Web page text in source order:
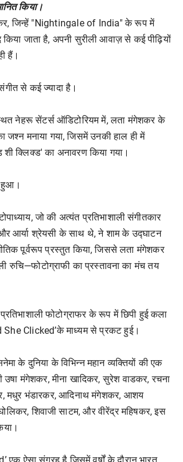
किया।
जिन्हें "Nightingale of India" के रूप में
किया जाता है, अपनी सुरीली आवाज़ से कई पीढ़ियों
हैं।
से कई ज्यादा है।
नेहरू सेंटर्स ऑडिटोरियम में, लता मंगेशकर के
जश्न मनाया गया, जिसमें उनकी हाल ही में
शी क्लिक्ड' का अनावरण किया गया।
जो की अत्यंत प्रतिभाशाली संगीतकार
आर्या श्रेयसी के साथ थे, ने शाम के उद्घाटन
पूर्वरूप प्रस्तुत किया, जिससे लता मंगेशकर
रुचि—फोटोग्राफी का प्रस्तावना का मंच तय
फोटोग्राफर के रूप में छिपी हुई कला
She Clicked’के माध्यम से प्रकट हुई।
के दुनिया के विभिन्न महान व्यक्तियों की एक
मंगेशकर, मीना खादिकर, सुरेश वाडकर, रचना
मधुर भंडारकर, आदिनाथ मंगेशकर, आशय
शिवाजी साटम, और वीरेंद्र महिषकर, इस